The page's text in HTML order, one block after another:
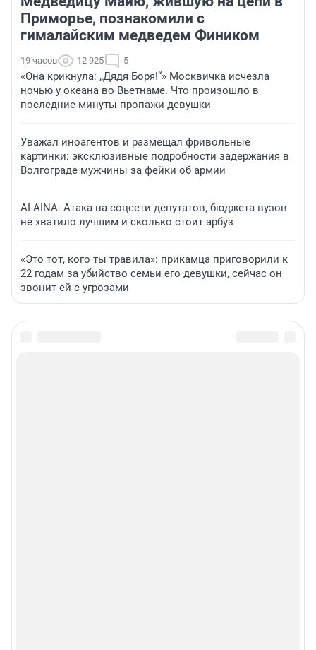
Приморье, познакомили с
гималайским медведем Фиником
19 часов 12 925 5
«Она крикнула: „Дядя Боря!“» Москвичка исчезла
ночью у океана во Вьетнаме. Что произошло в
последние минуты пропажи девушки
Уважал иноагентов и размещал фривольные
картинки: эксклюзивные подробности задержания в
Волгограде мужчины за фейки об армии
AI-AINA: Атака на соцсети депутатов, бюджета вузов
не хватило лучшим и сколько стоит арбуз
«Это тот, кого ты травила»: прикамца приговорили к
22 годам за убийство семьи его девушки, сейчас он
звонит ей с угрозами